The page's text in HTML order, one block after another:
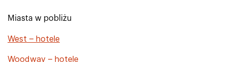
Miasta w pobliżu
West – hotele
Woodway – hotele